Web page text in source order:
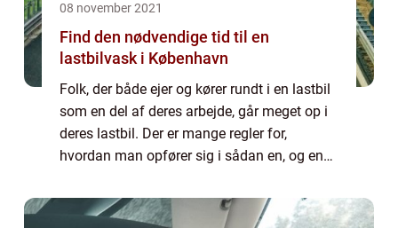
08 november 2021
Find den nødvendige tid til en
lastbilvask i København
Folk, der både ejer og kører rundt i en lastbil
som en del af deres arbejde, går meget op i
deres lastbil. Der er mange regler for,
hvordan man opfører sig i sådan en, og en
tager skoene af, inden man går i...